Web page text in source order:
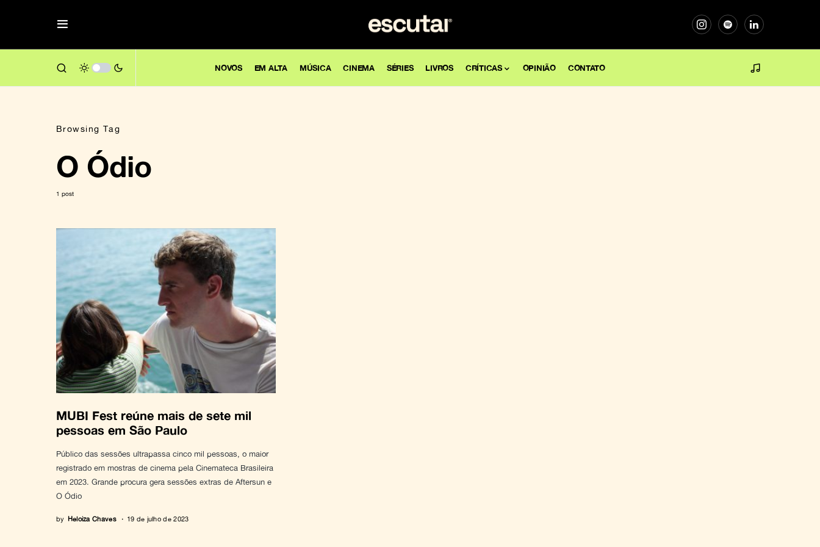
NOVOS EM ALTA MÚSICA CINEMA SÉRIES LIVROS CRÍTICAS OPINIÃO CONTATO
Browsing Tag
O Ódio
1 post
MUBI Fest reúne mais de sete mil
pessoas em São Paulo
Público das sessões ultrapassa cinco mil pessoas, o maior
registrado em mostras de cinema pela Cinemateca Brasileira
em 2023. Grande procura gera sessões extras de Aftersun e
O Ódio
by Heloiza Chaves 19 de julho de 2023